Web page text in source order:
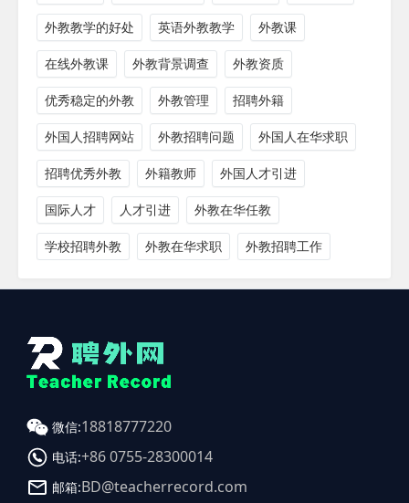
外教教学的好处 英语外教教学 外教课
在线外教课 外教背景调查 外教资质
优秀稳定的外教 外教管理 招聘外籍
外国人招聘网站 外教招聘问题 外国人在华求职
招聘优秀外教 外籍教师 外国人才引进
国际人才 人才引进 外教在华任教
学校招聘外教 外教在华求职 外教招聘工作
微信:18818777220
电话:+86 0755-28300014
邮箱:BD@teacherrecord.com